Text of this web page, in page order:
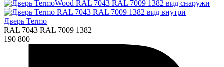
Дверь Termo
RAL 7043 RAL 7009 1382
190 800